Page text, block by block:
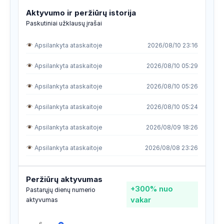
Aktyvumo ir peržiūrų istorija
Paskutiniai užklausų įrašai
Apsilankyta ataskaitoje 2026/08/10 23:16
Apsilankyta ataskaitoje 2026/08/10 05:29
Apsilankyta ataskaitoje 2026/08/10 05:26
Apsilankyta ataskaitoje 2026/08/10 05:24
Apsilankyta ataskaitoje 2026/08/09 18:26
Apsilankyta ataskaitoje 2026/08/08 23:26
Apsilankyta ataskaitoje 2026/08/08 08:32
Apsilankyta ataskaitoje 2026/08/05 21:43
Peržiūrų aktyvumas
Pastarųjų dienų numerio
aktyvumas
+300% nuo
vakar